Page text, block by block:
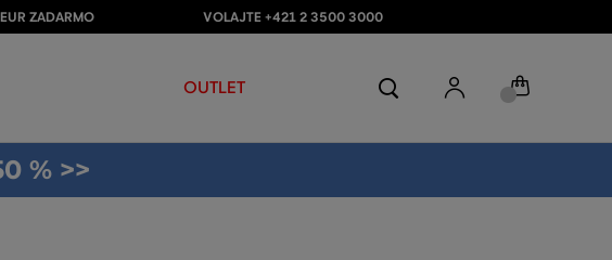
ZADARMO VOLAJTE +421 2 3500 3000
OUTLET
% >>